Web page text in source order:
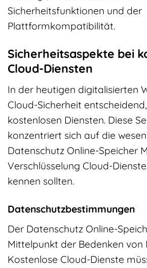
Sicherheitsfunktionen und der
Plattformkompatibilität.
Sicherheitsaspekte bei
Cloud-Diensten
In der heutigen digitalisierten
Cloud-Sicherheit
kostenlosen Diensten. Diese
konzentriert sich auf die
Datenschutz Online-Speicher
Verschlüsselung Cloud-
kennen sollten.
Datenschutzbestimmungen
Der Datenschutz Online-
Mittelpunkt der Bedenken von
Kostenlose Cloud-Dienste